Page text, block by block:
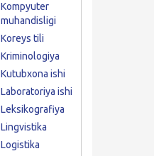
Kompyuter
muhandisligi
Koreys tili
Kriminologiya
Kutubxona ishi
Laboratoriya ishi
Leksikografiya
Lingvistika
Logistika